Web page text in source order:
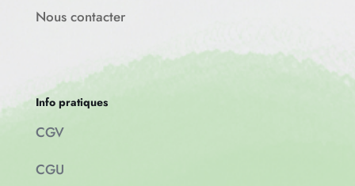
Nous contacter
Info pratiques
CGV
CGU